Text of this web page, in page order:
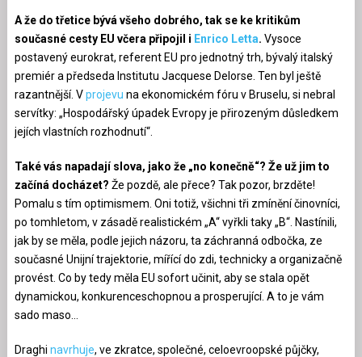
A že do třetice bývá všeho dobrého, tak se ke kritikům
současné cesty EU včera připojil i Enrico Letta. Vysoce
postavený eurokrat, referent EU pro jednotný trh, bývalý italský
premiér a předseda Institutu Jacquese Delorse. Ten byl ještě
razantnější. Vprojevu na ekonomickém fóru v Bruselu, si nebral
servítky: „Hospodářský úpadek Evropy je přirozeným důsledkem
jejích vlastních rozhodnutí“.
Také vás napadají slova, jako že „no konečně“? Že už jim to
začíná docházet? Že pozdě, ale přece? Tak pozor, brzděte!
Pomalu s tím optimismem. Oni totiž, všichni tři zmínění činovníci,
po tomhletom, v zásadě realistickém „A“ vyřkli taky „B“. Nastínili,
jak by se měla, podle jejich názoru, ta záchranná odbočka, ze
současné Unijní trajektorie, mířící do zdi, technicky a organizačně
provést. Co by tedy měla EU sofort učinit, aby se stala opět
dynamickou, konkurenceschopnou a prosperující. A to je vám
sado maso…
Draghi navrhuje, ve zkratce, společné, celoevroopské půjčky,